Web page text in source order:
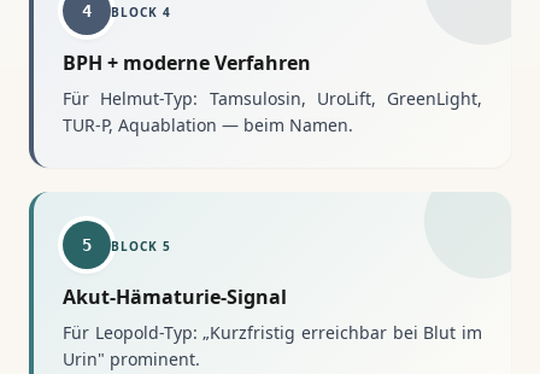
4 BLOCK 4
BPH + moderne Verfahren
Für Helmut-Typ: Tamsulosin, UroLift, GreenLight,
TUR-P, Aquablation — beim Namen.
5 BLOCK 5
Akut-Hämaturie-Signal
Für Leopold-Typ: „Kurzfristig erreichbar bei Blut im
Urin" prominent.